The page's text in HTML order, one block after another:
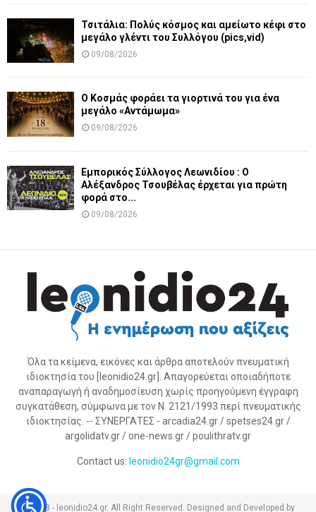
Τσιτάλια: Πολύς κόσμος και αμείωτο κέφι στο
μεγάλο γλέντι του Συλλόγου (pics,vid)
09/08/2026
Ο Κοσμάς φοράει τα γιορτινά του για ένα
μεγάλο «Αντάμωμα»
09/08/2026
Εμπορικός Σύλλογος Λεωνιδίου : Ο
Αλέξανδρος Τσουβέλας έρχεται για πρώτη
φορά στο...
09/08/2026
Όλα τα κείμενα, εικόνες και άρθρα αποτελούν πνευματική
ιδιοκτησία του [leonidio24.gr]. Απαγορεύεται οποιαδήποτε
αναπαραγωγή ή αναδημοσίευση χωρίς προηγούμενη έγγραφη
συγκατάθεση, σύμφωνα με τον Ν. 2121/1993 περί πνευματικής
ιδιοκτησίας. -- ΣΥΝΕΡΓΑΤΕΣ - arcadia24.gr / spetses24.gr /
argolidatv.gr / one-news.gr / poulithratv.gr
Contact us: leonidio24gr@gmail.com
@2023 - leonidio24.gr. All Right Reserved. Designed and Developed by